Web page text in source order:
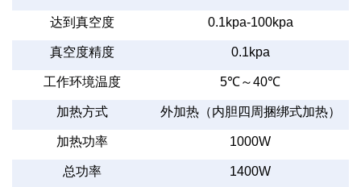
达到真空度 0.1kpa-100kpa
真空度精度 0.1kpa
工作环境温度 5℃～40℃
加热方式 外加热（内胆四周捆绑式加热）
加热功率 1000W
总功率 1400W